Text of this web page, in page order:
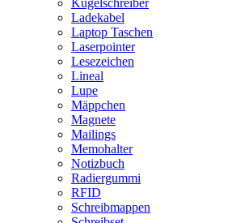
Kugelschreiber
Ladekabel
Laptop Taschen
Laserpointer
Lesezeichen
Lineal
Lupe
Mäppchen
Magnete
Mailings
Memohalter
Notizbuch
Radiergummi
RFID
Schreibmappen